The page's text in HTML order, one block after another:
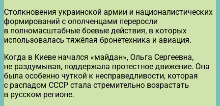
Столкновения украинской армии и националистических
формирований с ополченцами переросли
в полномасштабные боевые действия, в которых
использовалась тяжёлая бронетехника и авиация.
Когда в Киеве начался «майдан», Ольга Сергеевна,
не раздумывая, поддержала протестное движение. Она
была особенно чуткой к несправедливости, которая
с распадом СССР стала стремительно возрастать
в русском регионе.